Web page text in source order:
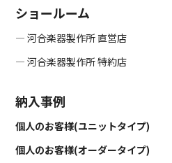
ショールーム
― 河合楽器製作所 直営店
― 河合楽器製作所 特約店
納入事例
個人のお客様(ユニットタイプ)
個人のお客様(オーダータイプ)